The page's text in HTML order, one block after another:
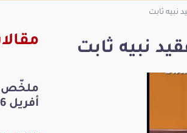
نبيه ثابت
نبيه ثابت
أفريل 2026